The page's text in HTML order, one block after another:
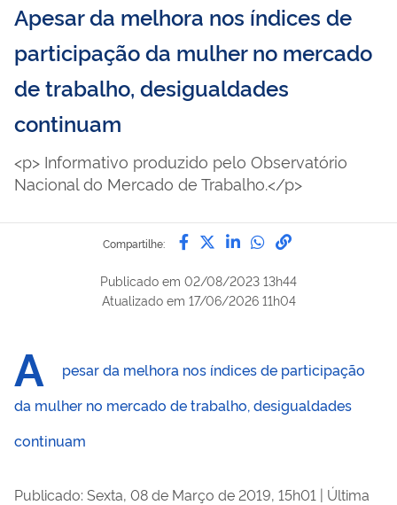
Apesar da melhora nos índices de
participação da mulher no mercado
de trabalho, desigualdades
continuam
<p> Informativo produzido pelo Observatório
Nacional do Mercado de Trabalho.</p>
Compartilhe: Compartilhe por Facebook
Compartilhe por Twitter
Compartilhe por
Compartilhe
link para
Publicado em 02/08/2023 13h44
Atualizado em 17/06/2026 11h04
A
pesar da melhora nos índices de participação
da mulher no mercado de trabalho, desigualdades
continuam
Publicado: Sexta, 08 de Março de 2019, 15h01 | Última